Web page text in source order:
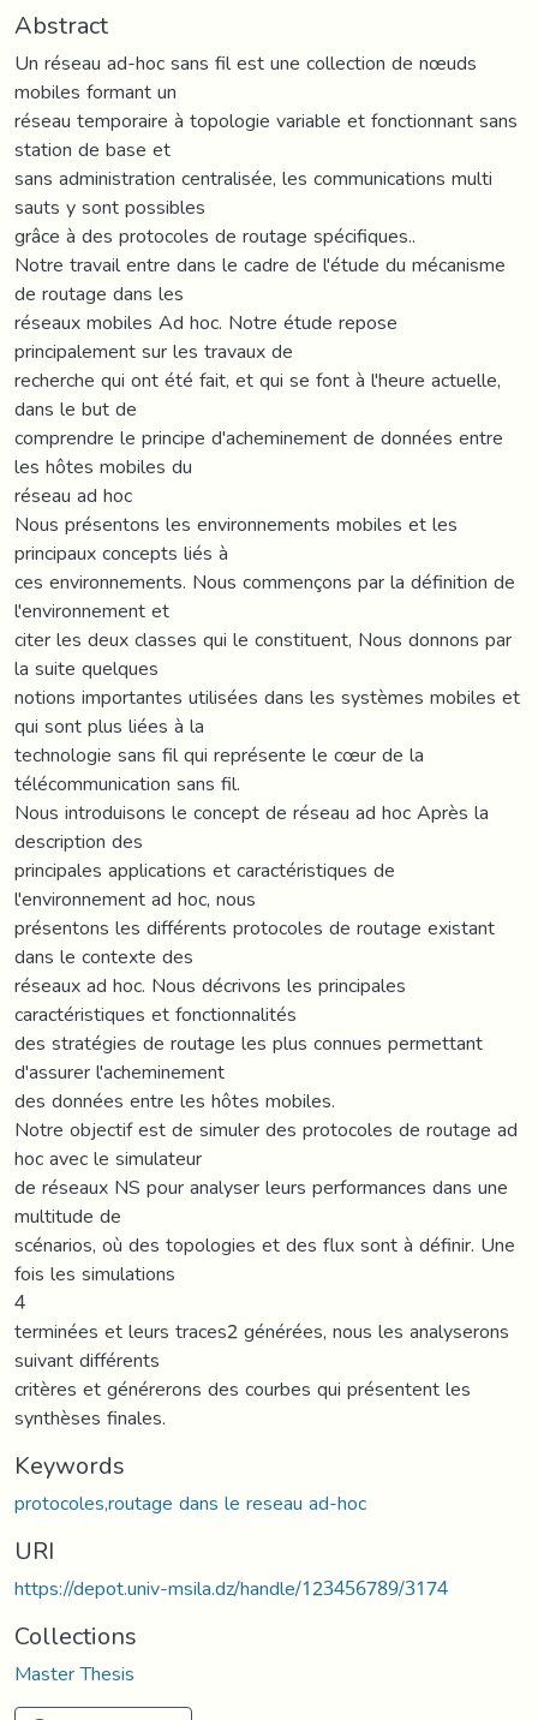
Abstract
Un réseau ad-hoc sans fil est une collection de nœuds
mobiles formant un
réseau temporaire à topologie variable et fonctionnant sans
station de base et
sans administration centralisée, les communications multi
sauts y sont possibles
grâce à des protocoles de routage spécifiques..
Notre travail entre dans le cadre de l'étude du mécanisme
de routage dans les
réseaux mobiles Ad hoc. Notre étude repose
principalement sur les travaux de
recherche qui ont été fait, et qui se font à l'heure actuelle,
dans le but de
comprendre le principe d'acheminement de données entre
les hôtes mobiles du
réseau ad hoc
Nous présentons les environnements mobiles et les
principaux concepts liés à
ces environnements. Nous commençons par la définition de
l'environnement et
citer les deux classes qui le constituent, Nous donnons par
la suite quelques
notions importantes utilisées dans les systèmes mobiles et
qui sont plus liées à la
technologie sans fil qui représente le cœur de la
télécommunication sans fil.
Nous introduisons le concept de réseau ad hoc Après la
description des
principales applications et caractéristiques de
l'environnement ad hoc, nous
présentons les différents protocoles de routage existant
dans le contexte des
réseaux ad hoc. Nous décrivons les principales
caractéristiques et fonctionnalités
des stratégies de routage les plus connues permettant
d'assurer l'acheminement
des données entre les hôtes mobiles.
Notre objectif est de simuler des protocoles de routage ad
hoc avec le simulateur
de réseaux NS pour analyser leurs performances dans une
multitude de
scénarios, où des topologies et des flux sont à définir. Une
fois les simulations
4
terminées et leurs traces2 générées, nous les analyserons
suivant différents
critères et générerons des courbes qui présentent les
synthèses finales.
Keywords
protocoles,routage dans le reseau ad-hoc
URI
https://depot.univ-msila.dz/handle/123456789/3174
Collections
Master Thesis